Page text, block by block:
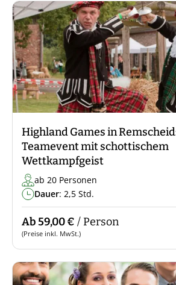
Highland Games in
Teamevent mit schottischem
Wettkampfgeist
ab 20 Personen
Dauer: 2,5 Std.
Ab 59,00 € / Person
(Preise inkl. MwSt.)